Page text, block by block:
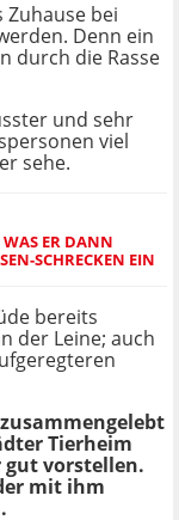
Zuhause bei
Denn ein
durch die Rasse
und sehr
viel
sehe.
ER DANN
SCHRECKEN EIN
bereits
der Leine; auch
Tierheim
gut vorstellen.
mit ihm